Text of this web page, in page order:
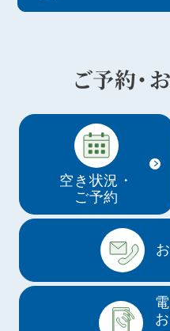
ご予約・
空き状況・
ご予約